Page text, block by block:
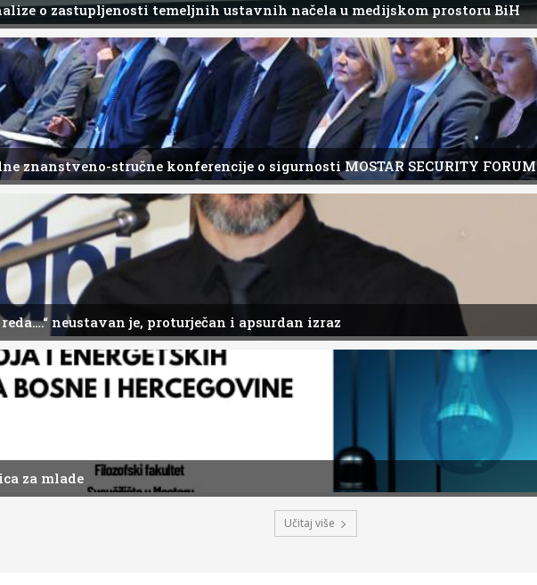
o zastupljenosti temeljnih ustavnih načela u medijskom prostoru BiH
znanstveno-stručne konferencije o sigurnosti MOSTAR SECURITY FORUM
neustavan je, proturječan i apsurdan izraz
za mlade
Učitaj više